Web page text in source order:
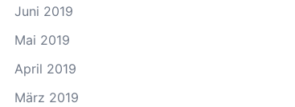
Juni 2019
Mai 2019
April 2019
März 2019